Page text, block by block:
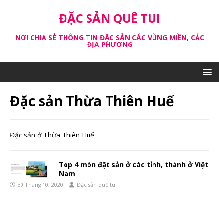
ĐẶC SẢN QUÊ TUI
NƠI CHIA SẺ THÔNG TIN ĐẶC SẢN CÁC VÙNG MIỀN, CÁC
ĐỊA PHƯƠNG
Đặc sản Thừa Thiên Huế
Đặc sản ở Thừa Thiên Huế
Top 4 món đặt sản ở các tỉnh, thành ở Việt
Nam
30 Tháng 10, 2020 Đặc sản quê tui